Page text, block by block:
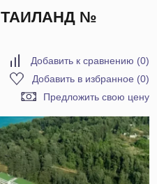
ТАИЛАНД №
Добавить к сравнению (0)
Добавить в избранное (0)
Предложить свою цену